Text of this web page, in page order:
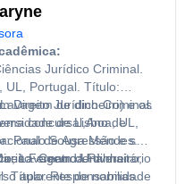
Jurídico Criminal.
UL, Portugal. Título:
de dinheiro) e os
concursal,Ano de
Paulo Sousa Mendes.
Lavagem de dinheiro;
aparente de normas.
Direito Jurídico-Criminal.
de Lisboa, UL,
de Agressão e sua
Fernanda Palma.
Centro Universitário
Título: Responsabilidade